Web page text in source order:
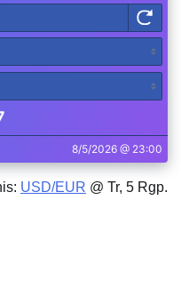
USD/EUR @ Tr, 5 Rgp.